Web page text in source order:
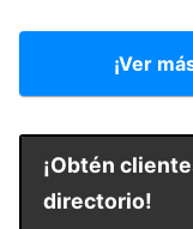
¡Ver
¡Obtén
directorio!